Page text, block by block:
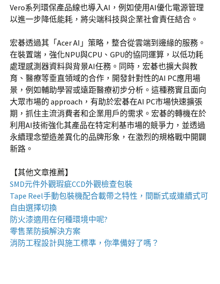
Vero系列環保產品線也導入AI，例如使用AI優化電源管理
以進一步降低能耗，將尖端科技與企業社會責任結合。
宏碁透過其「Acer AI」策略，整合從雲端到邊緣的服務。
在裝置端，強化NPU與CPU、GPU的協同運算，以低功耗
處理感測器資料與背景AI任務。同時，宏碁也擴大與教
育、醫療等垂直領域的合作，開發針對性的AI PC應用場
景，例如輔助學習或遠距醫療初步分析。這種務實且面向
大眾市場的 approach，有助於宏碁在AI PC市場快速擴張
期，抓住主流消費者和企業用戶的需求。宏碁的轉機在於
利用AI技術強化其產品在特定利基市場的競爭力，並透過
永續理念塑造差異化的品牌形象，在激烈的規格戰中開闢
新路。
【其他文章推薦】
SMD元件外觀瑕疵CCD外觀檢查包裝
Tape Reel手動包裝機配合載帶之特性，間斷式或連續式可
自由選擇切換
防火漆適用在何種環境中呢?
零售業防損解決方案
消防工程設計與施工標準，你準備好了嗎？